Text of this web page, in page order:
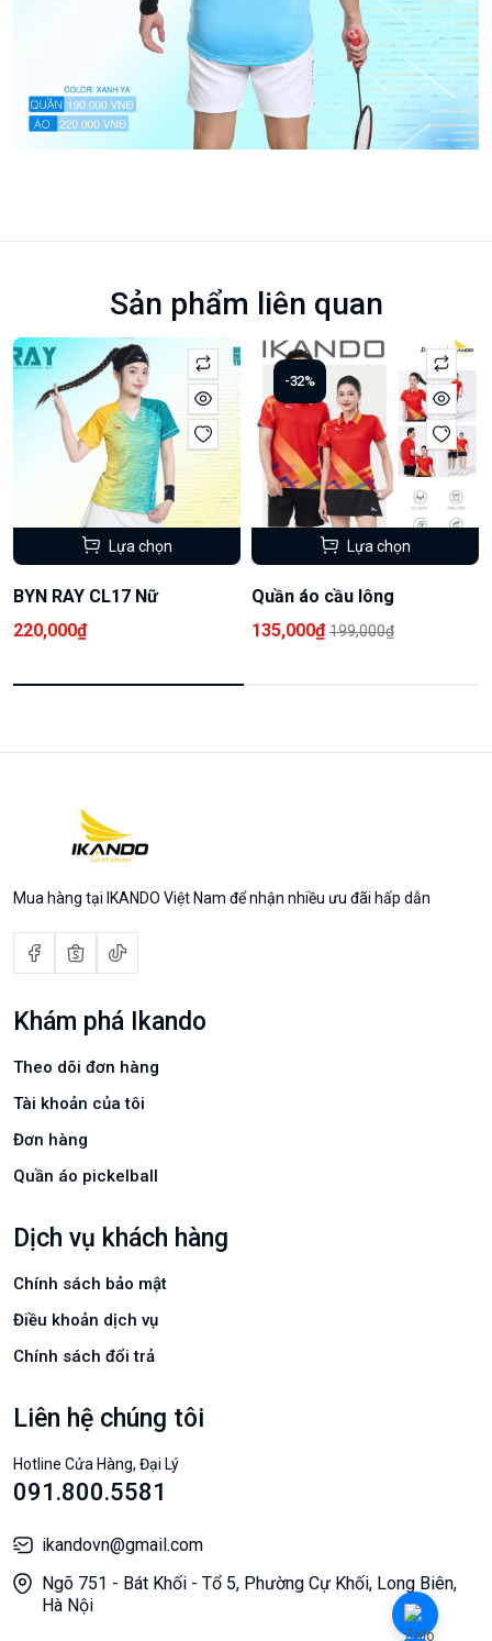
Sản phẩm liên quan
Lựa chọn
BYN RAY CL17 Nữ
220,000₫
-32%
Lựa chọn
Quần áo cầu lông
135,000₫199,000₫
Mua hàng tại IKANDO Việt Nam để nhận nhiều ưu đãi hấp dẫn
Khám phá Ikando
Theo dõi đơn hàng
Tài khoản của tôi
Đơn hàng
Quần áo pickelball
Dịch vụ khách hàng
Chính sách bảo mật
Điều khoản dịch vụ
Chính sách đổi trả
Liên hệ chúng tôi
Hotline Cửa Hàng, Đại Lý
091.800.5581
ikandovn@gmail.com
Ngõ 751 - Bát Khối - Tổ 5, Phường Cự Khối, Long Biên,
Hà Nội